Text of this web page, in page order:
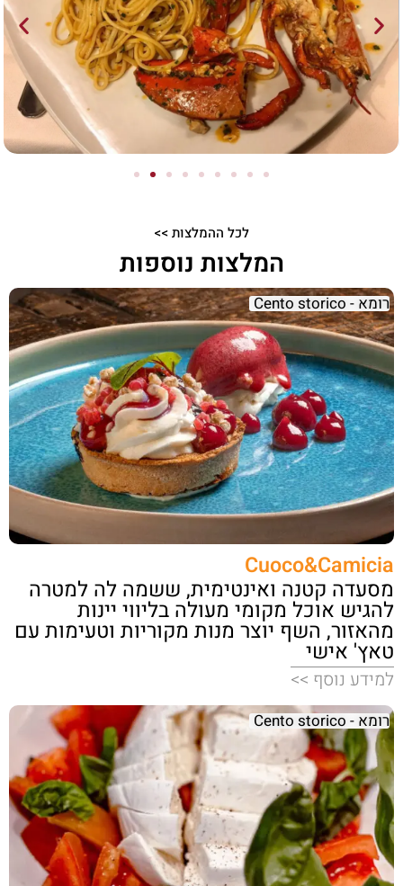
לכל ההמלצות >>
המלצות נוספות
רומא - Cento storico
Cuoco&Camicia
מסעדה קטנה ואינטימית, ששמה לה למטרה
להגיש אוכל מקומי מעולה בליווי יינות
מהאזור, השף יוצר מנות מקוריות וטעימות עם
טאץ' אישי
למידע נוסף >>
רומא - Cento storico